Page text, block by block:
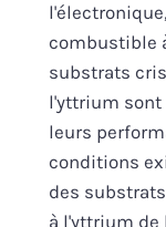
combustible
substrats
l'yttrium sont
leurs
conditions
des
à l'yttrium de